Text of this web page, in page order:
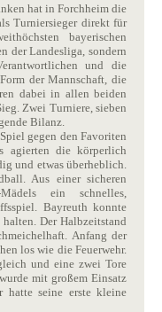
hat in Forchheim die
Turniersieger direkt für
bayerischen
der Landesliga, sondern
und die
der Mannschaft, die
dabei in allen beiden
Zwei Turniere, sieben
Bilanz.
gegen den Favoriten
agierten die körperlich
und etwas überheblich.
Aus einer sicheren
ein schnelles,
Bayreuth konnte
Der Halbzeitstand
Anfang der
los wie die Feuerwehr.
und eine zwei Tore
mit großem Einsatz
hatte seine erste kleine